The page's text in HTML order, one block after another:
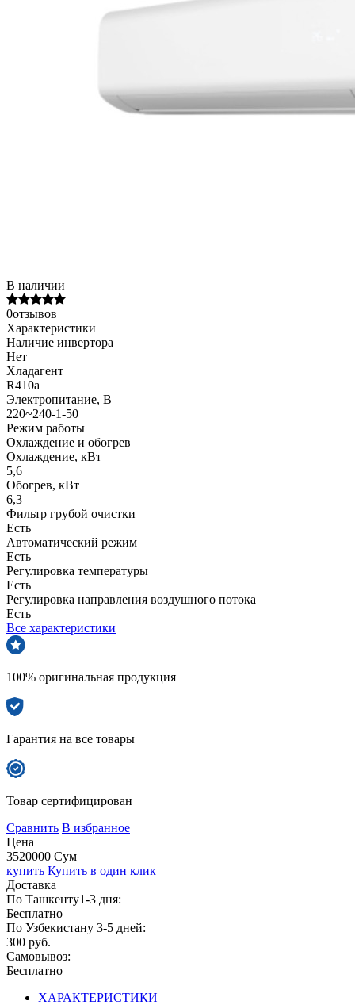
В наличии
0отзывов
Характеристики
Наличие инвертора
Нет
Хладагент
R410a
Электропитание, В
220~240-1-50
Режим работы
Охлаждение и обогрев
Охлаждение, кВт
5,6
Обогрев, кВт
6,3
Фильтр грубой очистки
Есть
Автоматический режим
Есть
Регулировка температуры
Есть
Регулировка направления воздушного потока
Есть
Все характеристики
100% оригинальная продукция
Гарантия на все товары
Товар сертифицирован
Сравнить В избранное
Цена
3520000 Сум
купить Купить в один клик
Доставка
По Ташкенту1-3 дня:
Бесплатно
По Узбекистану 3-5 дней:
300 руб.
Самовывоз:
Бесплатно
ХАРАКТЕРИСТИКИ